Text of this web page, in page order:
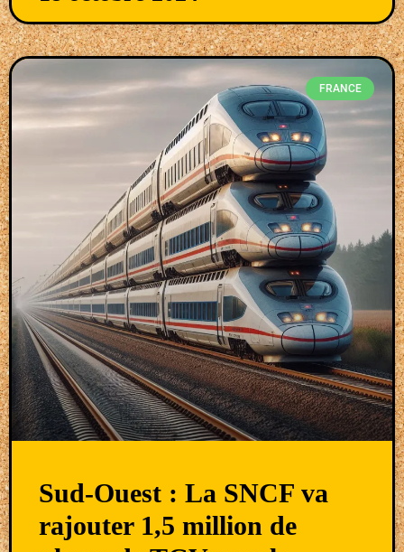
FRANCE
Sud-Ouest : La SNCF va
rajouter 1,5 million de